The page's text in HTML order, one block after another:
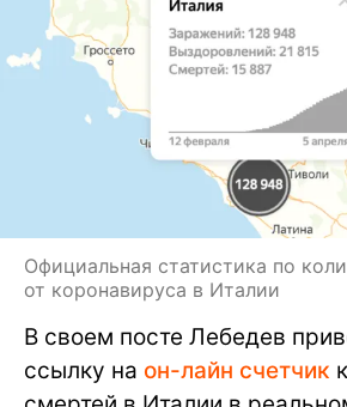
Официальная статистика по
от коронавируса в Италии
В своем посте Лебедев
ссылку на он-лайн счетчик